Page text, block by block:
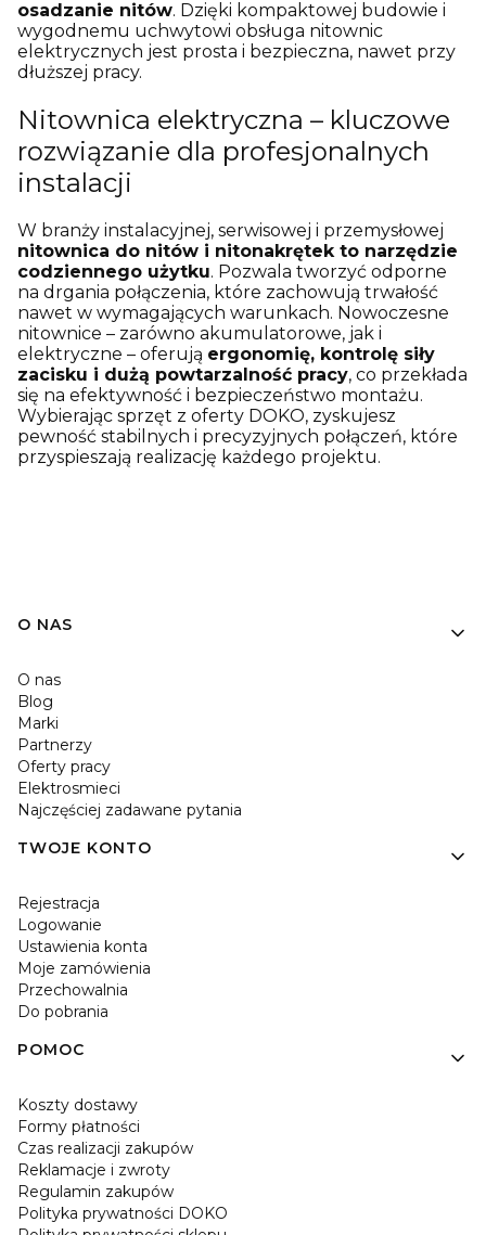
osadzanie nitów. Dzięki kompaktowej budowie i
wygodnemu uchwytowi obsługa nitownic
elektrycznych jest prosta i bezpieczna, nawet przy
dłuższej pracy.
Nitownica elektryczna – kluczowe
rozwiązanie dla profesjonalnych
instalacji
W branży instalacyjnej, serwisowej i przemysłowej
nitownica do nitów i nitonakrętek to narzędzie
codziennego użytku. Pozwala tworzyć odporne
na drgania połączenia, które zachowują trwałość
nawet w wymagających warunkach. Nowoczesne
nitownice – zarówno akumulatorowe, jak i
elektryczne – oferują ergonomię, kontrolę siły
zacisku i dużą powtarzalność pracy, co przekłada
się na efektywność i bezpieczeństwo montażu.
Wybierając sprzęt z oferty DOKO, zyskujesz
pewność stabilnych i precyzyjnych połączeń, które
przyspieszają realizację każdego projektu.
O NAS
O nas
Blog
Marki
Partnerzy
Oferty pracy
Elektrosmieci
Najczęściej zadawane pytania
TWOJE KONTO
Rejestracja
Logowanie
Ustawienia konta
Moje zamówienia
Przechowalnia
Do pobrania
POMOC
Koszty dostawy
Formy płatności
Czas realizacji zakupów
Reklamacje i zwroty
Regulamin zakupów
Polityka prywatności DOKO